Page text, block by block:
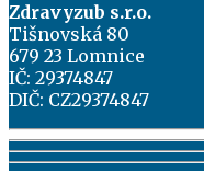
Zdravyzub s.r.o.
Tišnovská 80
679 23 Lomnice
IČ: 29374847
DIČ: CZ29374847